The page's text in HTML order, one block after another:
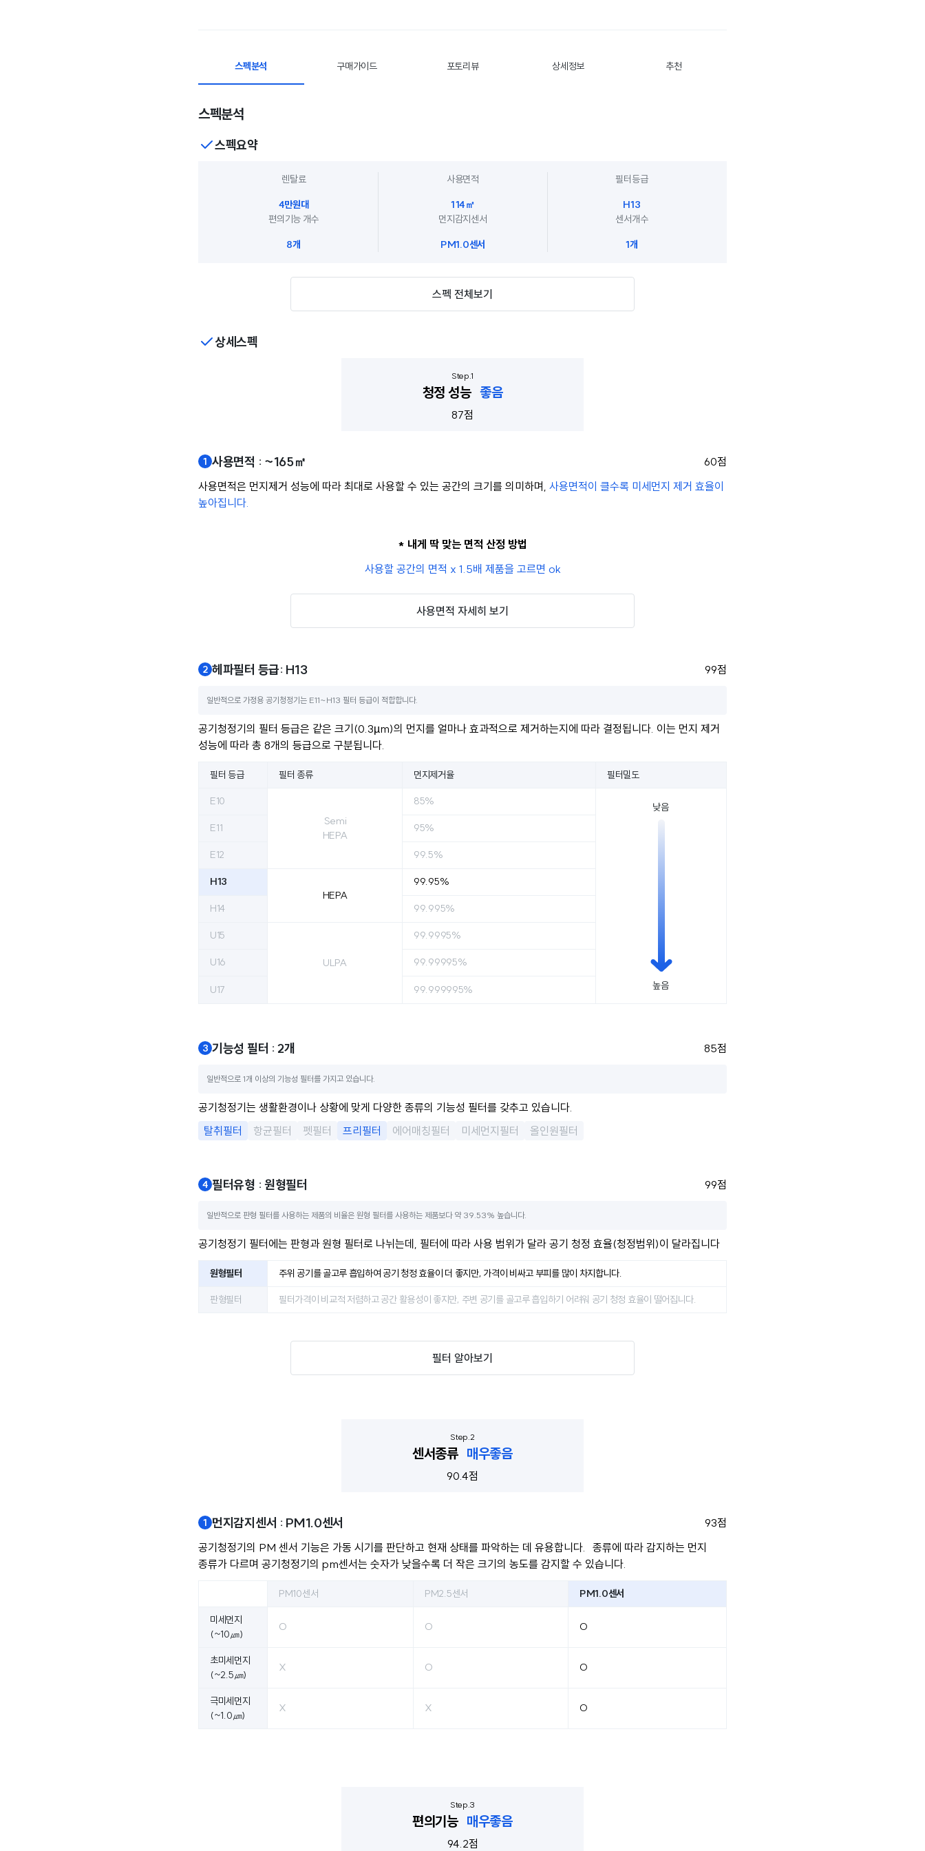
스펙분석 구매가이드 포토리뷰 상세정보 추천
스펙분석
스펙요약
렌탈료
4만원대
사용면적
114㎡
필터등급
H13
편의기능 개수
8개
먼지감지센서
PM1.0센서
센서개수
1개
스펙 전체보기
상세스펙
청정 성능 좋음
87점
사용면적 : ~165㎡
60점
사용면적은 먼지제거 성능에 따라 최대로 사용할 수 있는 공간의 크기를 의미하며, 사용면적이 클수록 미세먼지 제거 효율이
높아집니다.
* 내게 딱 맞는 면적 산정 방법
사용할 공간의 면적 x 1.5배 제품을 고르면 ok
사용면적 자세히 보기
헤파필터 등급: H13 99점
일반적으로 가정용 공기청정기는 E11~H13 필터 등급이 적합합니다.
공기청정기의 필터 등급은 같은 크기(0.3µm)의 먼지를 얼마나 효과적으로 제거하는지에 따라 결정됩니다. 이는 먼지 제거
성능에 따라 총 8개의 등급으로 구분됩니다.
필터 등급 필터 종류 먼지제거율 필터밀도
E10
Semi
HEPA
85%
E11 95%
E12 99.5%
H13
HEPA
99.95%
H14 99.995%
U15
ULPA
99.9995%
U16 99.99995%
U17 99.999995%
기능성 필터 : 2개 85점
일반적으로 1개 이상의 기능성 필터를 가지고 있습니다.
공기청정기는 생활환경이나 상황에 맞게 다양한 종류의 기능성 필터를 갖추고 있습니다.
탈취필터
항균필터 펫필터 프리필터 에어매칭필터 미세먼지필터 올인원필터
필터유형 : 원형필터 99점
일반적으로 판형 필터를 사용하는 제품의 비율은 원형 필터를 사용하는 제품보다 약 39.53% 높습니다.
공기청정기 필터에는 판형과 원형 필터로 나뉘는데, 필터에 따라 사용 범위가 달라 공기 청정 효율(청정범위)이 달라집니다
원형필터 주위 공기를 골고루 흡입하여 공기 청정 효율이 더 좋지만, 가격이 비싸고 부피를 많이 차지합니다.
판형필터 필터가격이 비교적 저렴하고 공간 활용성이 좋지만, 주변 공기를 골고루 흡입하기 어려워 공기 청정 효율이 떨어집니다.
필터 알아보기
센서종류 매우좋음
90.4점
먼지감지센서 : PM1.0센서
93점
공기청정기의 PM 센서 기능은 가동 시기를 판단하고 현재 상태를 파악하는 데 유용합니다. 종류에 따라 감지하는 먼지
종류가 다르며 공기청정기의 pm센서는 숫자가 낮을수록 더 작은 크기의 농도를 감지할 수 있습니다.
PM10센서 PM2.5센서 PM1.0센서
미세먼지
(~10㎛)
O O O
초미세먼지
(~2.5㎛)
X O O
극미세먼지
(~1.0㎛)
X X O
편의기능 매우좋음
94.2점